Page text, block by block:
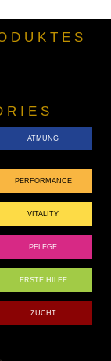
ATMUNG
PERFORMANCE
VITALITY
PFLEGE
ERSTE HILFE
ZUCHT